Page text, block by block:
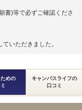
書)等で必ずご確認くださ
いただきました。
めの
キャンパスライフの
口コミ